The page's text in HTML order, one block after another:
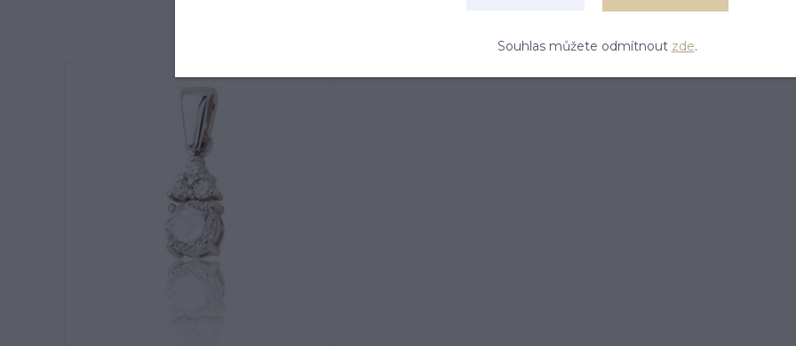
Související zboží 1
Souhlas můžete odmítnout zde.